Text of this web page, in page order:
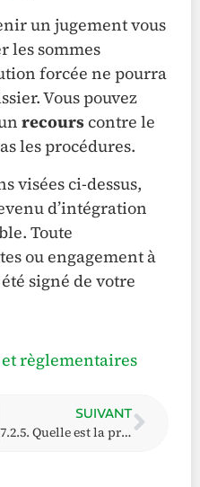
un jugement vous
les sommes
forcée ne pourra
Vous pouvez
recourscontre le
les procédures.
visées ci-dessus,
d’intégration
Toute
ou engagement à
signé de votre
règlementaires
SUIVANT
7.2.5. Quelle est la procédure de récupération ?